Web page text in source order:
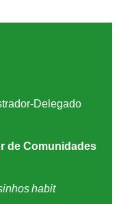
Delegado
de Comunidades
habit